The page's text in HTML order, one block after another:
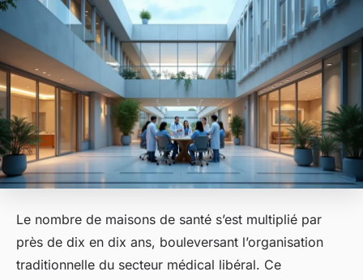
Le nombre de maisons de santé s’est multiplié par
près de dix en dix ans, bouleversant l’organisation
traditionnelle du secteur médical libéral. Ce